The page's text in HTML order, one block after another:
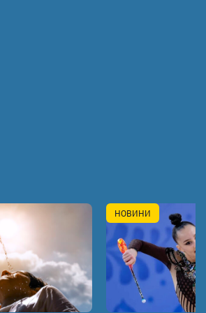
НОВИНИ